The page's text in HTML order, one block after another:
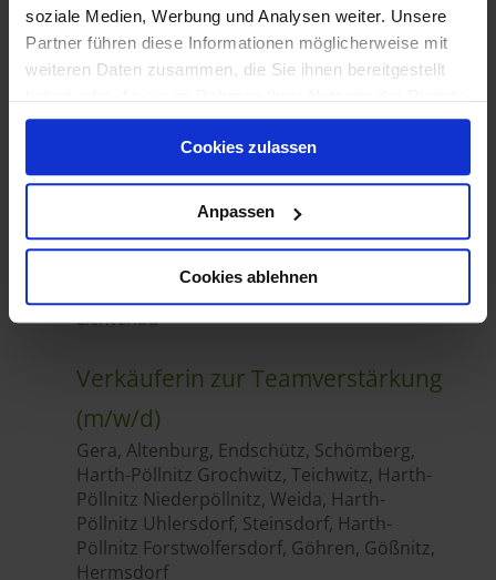
soziale Medien, Werbung und Analysen weiter. Unsere
Partner führen diese Informationen möglicherweise mit
weiteren Daten zusammen, die Sie ihnen bereitgestellt
gesammelt haben.
Cookies zulassen
Anpassen
Cookies ablehnen